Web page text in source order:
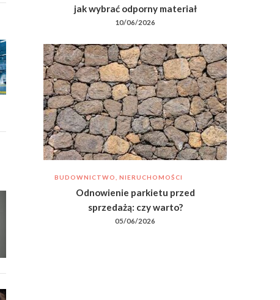
jak wybrać odporny materiał
10/06/2026
BUDOWNICTWO, NIERUCHOMOŚCI
Odnowienie parkietu przed
sprzedażą: czy warto?
05/06/2026